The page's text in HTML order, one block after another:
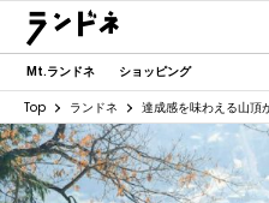
Mt.ランドネ ショッピング
Top ランドネ 達成感を味わえる山